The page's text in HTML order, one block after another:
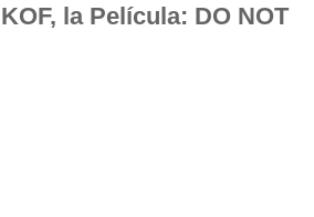
la Película: DO NOT